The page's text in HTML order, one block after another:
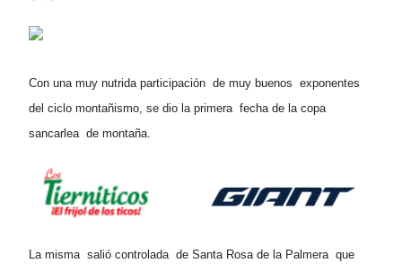
Con una muy nutrida participación de muy buenos exponentes
del ciclo montañismo, se dio la primera fecha de la copa
sancarlea de montaña.
La misma salió controlada de Santa Rosa de la Palmera que